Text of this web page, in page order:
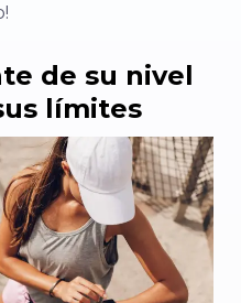
de su nivel
límites